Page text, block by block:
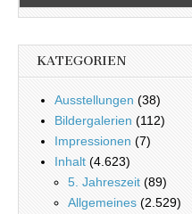
KATEGORIEN
Ausstellungen (38)
Bildergalerien (112)
Impressionen (7)
Inhalt (4.623)
5. Jahreszeit (89)
Allgemeines (2.529)